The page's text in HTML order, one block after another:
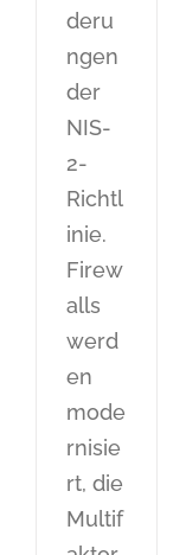
deru
ngen
der
NIS-
2-
Richtl
inie.
Firew
alls
werd
en
mode
rnisie
rt, die
Multif